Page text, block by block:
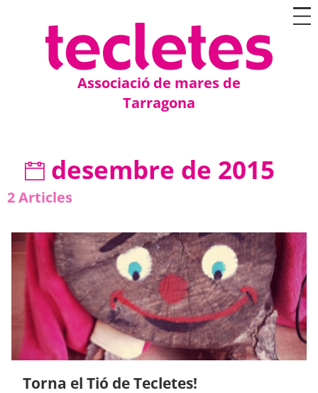
Associació de mares de
Tarragona
desembre de 2015
2Articles
Torna el Tió de Tecletes!